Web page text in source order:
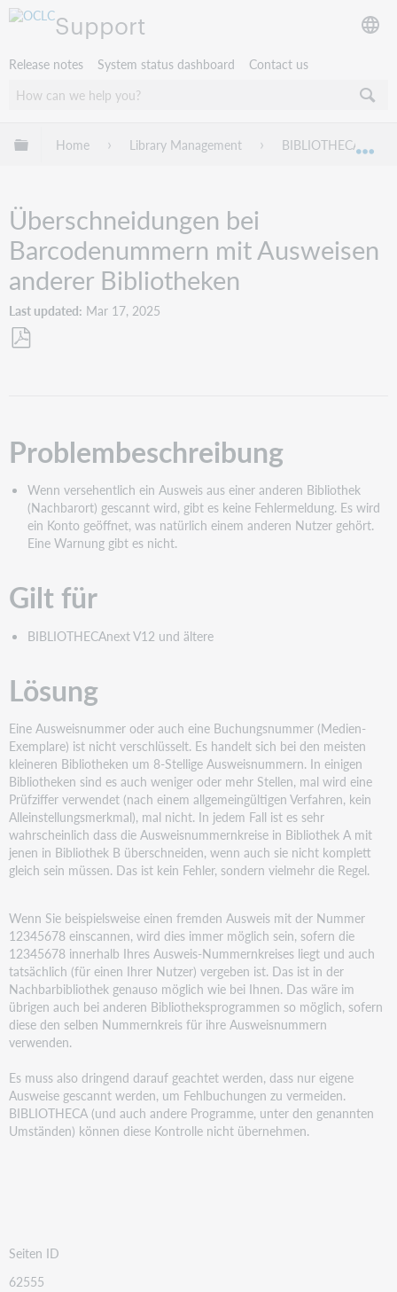
Support
Release notes System status dashboard Contact us
Expand/collapse global hierarchy
Home Library Management BIBLIOTHECA
Überschneidungen bei
Barcodenummern mit Ausweisen
anderer Bibliotheken
Last updated Mar 17, 2025
Problembeschreibung
Wenn versehentlich ein Ausweis aus einer anderen Bibliothek
(Nachbarort) gescannt wird, gibt es keine Fehlermeldung. Es wird
ein Konto geöffnet, was natürlich einem anderen Nutzer gehört.
Eine Warnung gibt es nicht.
Gilt für
BIBLIOTHECAnext V12 und ältere
Lösung
Eine Ausweisnummer oder auch eine Buchungsnummer (Medien-
Exemplare) ist nicht verschlüsselt. Es handelt sich bei den meisten
kleineren Bibliotheken um 8-Stellige Ausweisnummern. In einigen
Bibliotheken sind es auch weniger oder mehr Stellen, mal wird eine
Prüfziffer verwendet (nach einem allgemeingültigen Verfahren, kein
Alleinstellungsmerkmal), mal nicht. In jedem Fall ist es sehr
wahrscheinlich dass die Ausweisnummernkreise in Bibliothek A mit
jenen in Bibliothek B überschneiden, wenn auch sie nicht komplett
gleich sein müssen. Das ist kein Fehler, sondern vielmehr die Regel.
Wenn Sie beispielsweise einen fremden Ausweis mit der Nummer
12345678 einscannen, wird dies immer möglich sein, sofern die
12345678 innerhalb Ihres Ausweis-Nummernkreises liegt und auch
tatsächlich (für einen Ihrer Nutzer) vergeben ist. Das ist in der
Nachbarbibliothek genauso möglich wie bei Ihnen. Das wäre im
übrigen auch bei anderen Bibliotheksprogrammen so möglich, sofern
diese den selben Nummernkreis für ihre Ausweisnummern
verwenden.
Es muss also dringend darauf geachtet werden, dass nur eigene
Ausweise gescannt werden, um Fehlbuchungen zu vermeiden.
BIBLIOTHECA (und auch andere Programme, unter den genannten
Umständen) können diese Kontrolle nicht übernehmen.
Seiten ID
62555